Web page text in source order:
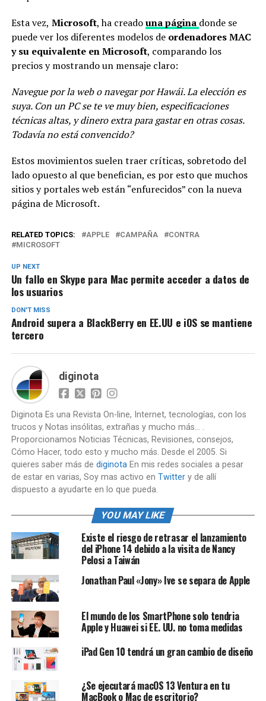
Esta vez, Microsoft, ha creadouna página donde se
puede ver los diferentes modelos deordenadores MAC
y su equivalente en Microsoft, comparando los
precios y mostrando un mensaje claro:
Navegue por la web o navegar por Hawái. La elección es
suya. Con un PC se te ve muy bien, especificaciones
técnicas altas, y dinero extra para gastar en otras cosas.
Todavía no está convencido?
Estos movimientos suelen traer críticas, sobretodo del
lado opuesto al que benefician, es por esto que muchos
sitios y portales web están “enfurecidos” con la nueva
página de Microsoft.
RELATED TOPICS: APPLE CAMPAÑA
CONTRA
MICROSOFT
UP NEXT
Un fallo en Skype para Mac permite acceder a datos de
los usuarios
DON'T MISS
Android supera a BlackBerry en EE.UU e iOS se mantiene
tercero
diginota
Diginota Es una Revista On-line, Internet, tecnologías, con los
trucos y Notas insólitas, extrañas y mucho más... .
Proporcionamos Noticias Técnicas, Revisiones, consejos,
Cómo Hacer, todo esto y mucho más. Desde el 2005. Si
quieres saber más de diginotaEn mis redes sociales a pesar
de estar en varias, Soy mas activo en Twittery de allí
dispuesto a ayudarte en lo que pueda.
YOU MAY LIKE
Existe el riesgo de retrasar el lanzamiento
del iPhone 14 debido a la visita de Nancy
Pelosi a Taiwán
Jonathan Paul «Jony» Ive se separa de Apple
El mundo de los SmartPhone solo tendria
Apple y Huawei si EE. UU. no toma medidas
iPad Gen 10 tendrá un gran cambio de diseño
¿Se ejecutará macOS 13 Ventura en tu
MacBook o Mac de escritorio?